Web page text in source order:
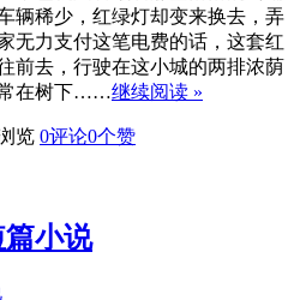
辆稀少，红绿灯却变来换去，弄
无力支付这笔电费的话，这套红
前去，行驶在这小城的两排浓荫
常在树下……继续阅读 »
览 0评论0个赞
小说